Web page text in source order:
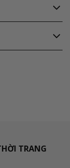
TRANG